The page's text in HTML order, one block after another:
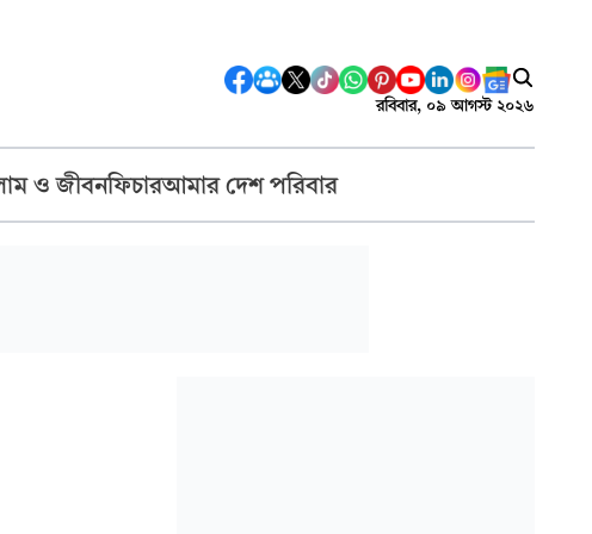
রবিবার, ০৯ আগস্ট ২০২৬
ও জীবনফিচারআমার দেশ পরিবার